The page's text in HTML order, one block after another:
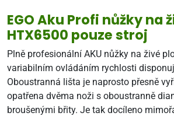
EGO Aku Profi nůžky na
HTX6500 pouze stroj
Plně profesionální AKU nůžky na živé
variabilním ovládáním rychlosti
Oboustranná lišta je naprosto přesně
opatřena dvěma noži s oboustranně
broušenými břity. Je tak docíleno